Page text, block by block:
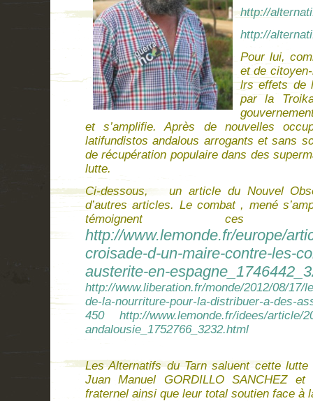
http://
http://
Pour lui,
et de
lrs effets de
par la
et s’amplifie. Après de nouvelles
latifundistos andalous arrogants et sans
de récupération populaire dans des
lutte.
Ci-dessous, un article du Nouvel
d’autres articles. Le combat , mené
témoignent ces
http://www.lemonde.fr/europe/
croisade-d-un-maire-contre-les-
austerite-en-
http://www.liberation.fr/monde/2012/08/17/
de-la-nourriture-pour-la-distribuer-a-des-
450
http://www.lemonde.fr/idees/article/
andalousie_1752766_3232.html
Les Alternatifs du Tarn saluent cette
Juan Manuel GORDILLO SANCHEZ
fraternel ainsi que leur total soutien face à